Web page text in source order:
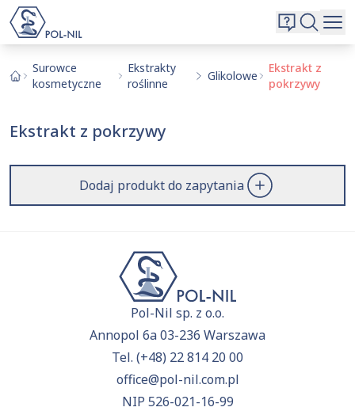
O nas
Kontakt
Surowce
kosmetyczne
Ekstrakty
roślinne
Glikolowe
Ekstrakt z
pokrzywy
Ekstrakt z pokrzywy
Dodaj produkt do zapytania
Pol-Nil sp. z o.o.
Annopol 6a 03-236 Warszawa
Tel. (+48) 22 814 20 00
office@pol-nil.com.pl
NIP 526-021-16-99
Wybrane surowce i substancje
Aktualnie niczego nie dodałeś do zapytania.
Wyszukiwarka
Szukaj